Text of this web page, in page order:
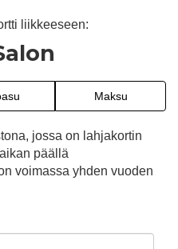
liikkeeseen:
Maksu
jossa on lahjakortin
päällä
voimassa yhden vuoden